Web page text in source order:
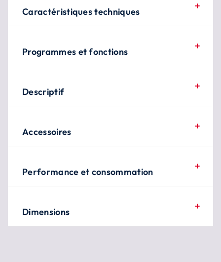
Caractéristiques techniques
Programmes et fonctions
Descriptif
Accessoires
Performance et consommation
Dimensions